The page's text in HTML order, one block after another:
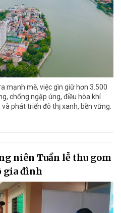
mạnh mẽ, việc gìn giữ hơn 3.500
chống ngập úng, điều hòa khí
phát triển đô thị xanh, bền vững.
niên Tuần lễ thu gom
gia đình